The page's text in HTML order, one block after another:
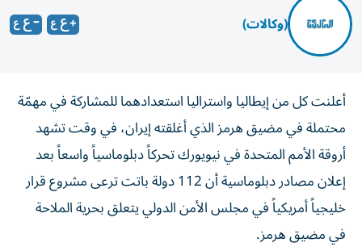
(وكالات)
أعلنت كل من إيطاليا واستراليا استعدادهما للمشاركة في مهمّة
محتملة في مضيق هرمز الذي أغلقته إيران، في وقت تشهد
أروقة الأمم المتحدة في نيويورك تحركاً دبلوماسياً واسعاً بعد
إعلان مصادر دبلوماسية أن 112 دولة باتت ترعى مشروع قرار
خليجياً أمريكياً في مجلس الأمن الدولي يتعلق بحرية الملاحة
في مضيق هرمز.